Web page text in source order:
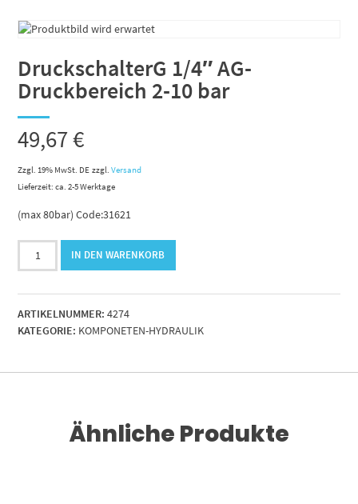
DruckschalterG 1/4″ AG-
Druckbereich 2-10 bar
49,67€
Zzgl. 19% MwSt. DE zzgl.Versand
Lieferzeit: ca. 2-5 Werktage
(max 80bar) Code:31621
DruckschalterG
1/4"
Druckbereich
2-
10
IN DEN WARENKORB
ARTIKELNUMMER: 4274
KATEGORIE: KOMPONETEN-HYDRAULIK
Ähnliche Produkte